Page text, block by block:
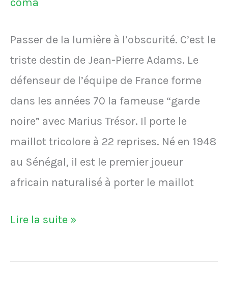
retrouvé
mort
sous
les
décombres
de
son
immeuble
Hatay
sud
Passer de la lumière à l’obscurité. C’est le
triste destin de Jean-Pierre Adams. Le
défenseur de l’équipe de France forme
dans les années 70 la fameuse “garde
noire” avec Marius Trésor. Il porte le
maillot tricolore à 22 reprises. Né en 1948
au Sénégal, il est le premier joueur
africain naturalisé à porter le maillot
Jean-
Adams,
Lire la suite »